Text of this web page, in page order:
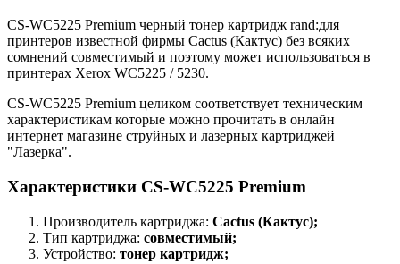
CS-WC5225 Premium черный тонер картридж rand:для
принтеров известной фирмы Cactus (Кактус) без всяких
сомнений совместимый и поэтому может использоваться в
принтерах Xerox WC5225 / 5230.
CS-WC5225 Premium целиком соответствует техническим
характеристикам которые можно прочитать в онлайн
интернет магазине струйных и лазерных картриджей
"Лазерка".
Характеристики CS-WC5225 Premium
Производитель картриджа: Cactus (Кактус);
Тип картриджа: совместимый;
Устройство: тонер картридж;